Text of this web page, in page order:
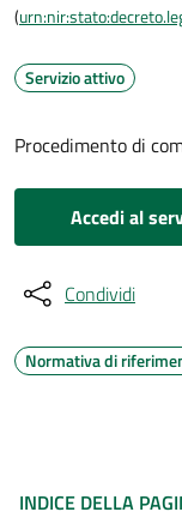
(
Servizio attivo
Procedimento di
Accedi al
Condividi
Normativa di
INDICE DELLA